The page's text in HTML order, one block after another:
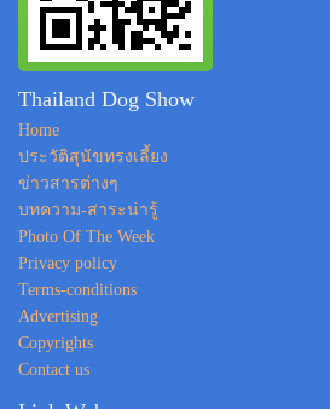
Thailand Dog Show
Home
ประวัติสุนัขทรงเลี้ยง
ข่าวสารต่างๆ
บทความ-สาระน่ารู้
Photo Of The Week
Privacy policy
Terms-conditions
Advertising
Copyrights
Contact us